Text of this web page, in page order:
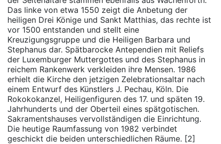
Das linke von etwa 1550 zeigt die Anbetung der
heiligen Drei Könige und Sankt Matthias, das rechte ist
vor 1500 entstanden und stellt eine
Kreuzigungsgruppe und die Heiligen Barbara und
Stephanus dar. Spätbarocke Antependien mit Reliefs
der Luxemburger Muttergottes und des Stephanus in
reichem Rankenwerk verkleiden ihre Mensen. 1986
erhielt die Kirche den jetzigen Zelebrationsaltar nach
einem Entwurf des Künstlers J. Pechau, Köln. Die
Rokokokanzel, Heiligenfiguren des 17. und späten 19.
Jahrhunderts und der Oberteil eines spätgotischen.
Sakramentshauses vervollständigen die Einrichtung.
Die heutige Raumfassung von 1982 verbindet
geschickt die beiden unterschiedlichen Räume. [2]